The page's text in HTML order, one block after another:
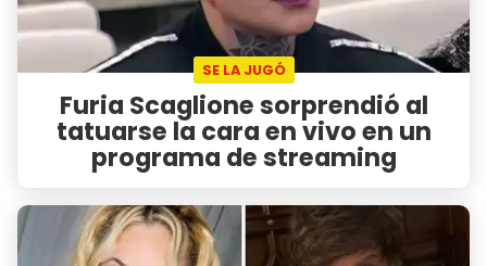
SE LA JUGÓ
Furia Scaglione sorprendió al
tatuarse la cara en vivo en un
programa de streaming